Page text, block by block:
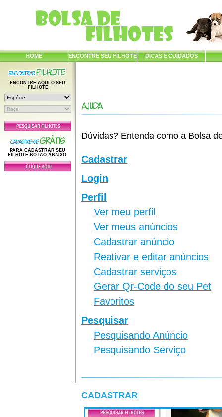
HOME ENCONTRE SEU FILHOTE DICAS E CUIDADOS
ENCONTRE AQUI O SEU
FILHOTE
PARA CADASTRAR SEU
FILHOTE,BOTÃO ABAIXO.
Dúvidas? Entenda como a Bolsa
Cadastrar
Login
Perfil
Ver meu perfil
Ver meus anúncios
Cadastrar anúncio
Reativar e editar anúncios
Cadastrar serviços
Gerar Qr-Code do seu Pet
Favoritos
Pesquisar
Pesquisando Anúncio
Pesquisando Serviço
CADASTRAR